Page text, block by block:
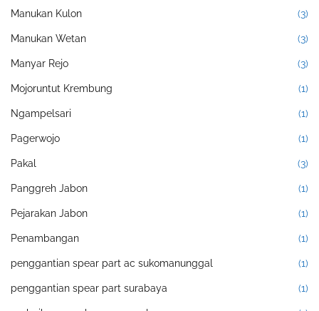
Manukan Kulon (3)
Manukan Wetan (3)
Manyar Rejo (3)
Mojoruntut Krembung (1)
Ngampelsari (1)
Pagerwojo (1)
Pakal (3)
Panggreh Jabon (1)
Pejarakan Jabon (1)
Penambangan (1)
penggantian spear part ac sukomanunggal (1)
penggantian spear part surabaya (1)